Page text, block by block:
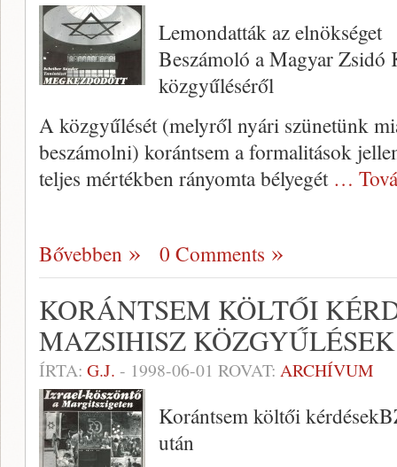
Lemondatták az elnökséget
Beszámoló a Magyar
közgyűléséről
A közgyűlését (melyről nyári szünetünk
beszámolni) korántsem a formalitások
teljes mértékben rányomta bélyegét …
Bővebben 0 Comments
KORÁNTSEM KÖLTŐI
MAZSIHISZ
ÍRTA: G.J. - 1998-06-01 ROVAT: ARCHÍVUM
Korántsem költői
után